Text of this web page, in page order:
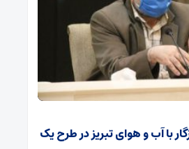
با آب و هوای تبریز در طرح یک